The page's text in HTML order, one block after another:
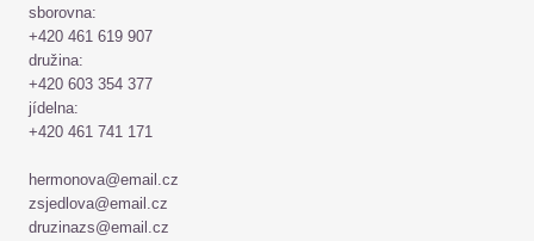
sborovna:
+420 461 619 907
družina:
+420 603 354 377
jídelna:
+420 461 741 171
hermonova@email.cz
zsjedlova@email.cz
druzinazs@email.cz